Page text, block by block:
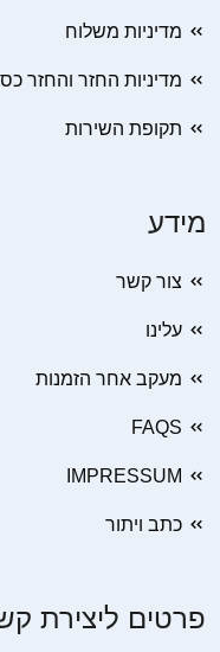
מדיניות משלוח
מדיניות החזר והחזר
תקופת השירות
מידע
צור קשר
עלינו
מעקב אחר הזמנות
FAQS
IMPRESSUM
כתב ויתור
פרטים ליצירת